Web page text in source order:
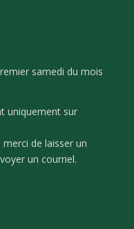
samedi du mois
uniquement sur
merci de laisser un
un courriel.